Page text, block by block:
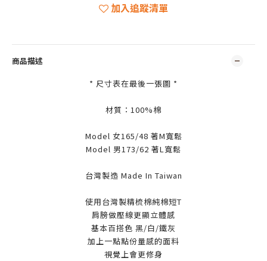
加入追蹤清單
商品描述
* 尺寸表在最後一張圖 *
材質：100%棉
Model 女165/48 著M寬鬆
Model 男173/62 著L寬鬆
台灣製造 Made In Taiwan
使用台灣製精梳棉純棉短T
肩膀做壓線更顯立體感
基本百搭色 黑/白/鐵灰
加上一點點份量感的面料
視覺上會更修身